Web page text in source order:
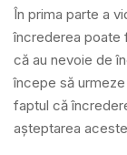
În prima parte a
încrederea poate
că au nevoie de
începe să
faptul că
așteptarea